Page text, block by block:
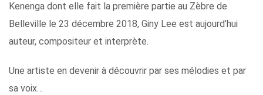
Kenenga dont elle fait la première partie au Zèbre de
Belleville le 23 décembre 2018, Giny Lee est aujourd’hui
auteur, compositeur et interprète.
Une artiste en devenir à découvrir par ses mélodies et par
sa voix…